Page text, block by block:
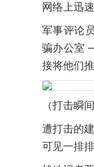
网络上迅速
军事评论
骗办公室
接将他们
（打击瞬
遭打击的
可见一排